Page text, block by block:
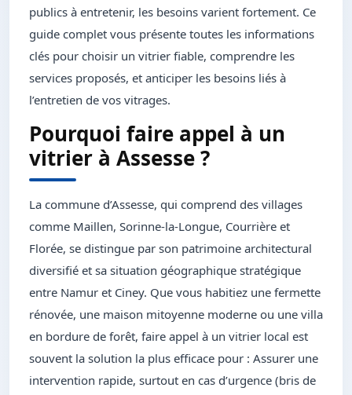
publics à entretenir, les besoins varient fortement. Ce
guide complet vous présente toutes les informations
clés pour choisir un vitrier fiable, comprendre les
services proposés, et anticiper les besoins liés à
l’entretien de vos vitrages.
Pourquoi faire appel à un
vitrier à Assesse ?
La commune d’Assesse, qui comprend des villages
comme Maillen, Sorinne-la-Longue, Courrière et
Florée, se distingue par son patrimoine architectural
diversifié et sa situation géographique stratégique
entre Namur et Ciney. Que vous habitiez une fermette
rénovée, une maison mitoyenne moderne ou une villa
en bordure de forêt, faire appel à un vitrier local est
souvent la solution la plus efficace pour : Assurer une
intervention rapide, surtout en cas d’urgence (bris de